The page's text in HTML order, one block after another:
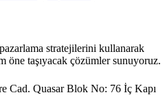
stratejilerini kullanarak
öne taşıyacak çözümler sunuyoruz.
Cad. Quasar Blok No: 76 İç Kapı